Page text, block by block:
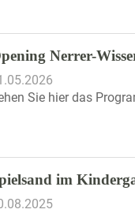
Nerrer-
Sie hier das
im